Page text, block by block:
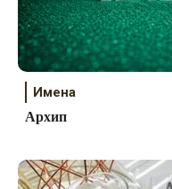
Имена
Архип